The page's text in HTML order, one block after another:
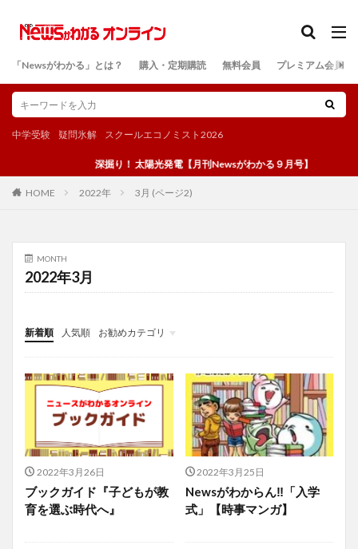
「Newsがわかる」とは？ 購入・定期購読 無料会員 プレミアム会員
中学受験 疑問氷解 スクールエコノミスト2026
深掘り！ 太陽光発電【月刊Newsがわかる９月号】
HOME 2022年 3月 (ページ2)
MONTH
2022年3月
新着順 人気順
お勧めカテゴリ
投稿
学び
マンガ
電子書籍
2022年3月26日
ブックガイド『子どもが教
育を選ぶ時代へ』
2022年3月25日
Newsがわからん‼「入学
式」【時事マンガ】
検索